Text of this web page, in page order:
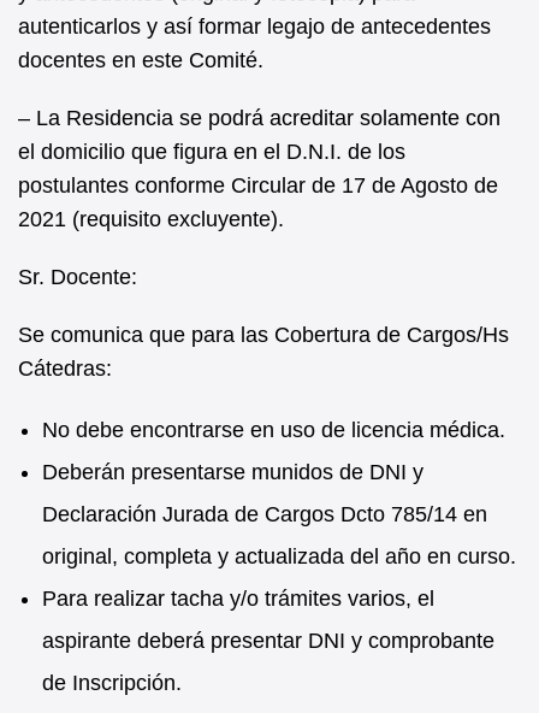
autenticarlos y así formar legajo de antecedentes
docentes en este Comité.
– La Residencia se podrá acreditar solamente con
el domicilio que figura en el D.N.I. de los
postulantes conforme Circular de 17 de Agosto de
2021 (requisito excluyente).
Sr. Docente:
Se comunica que para las Cobertura de Cargos/Hs
Cátedras:
No debe encontrarse en uso de licencia médica.
Deberán presentarse munidos de DNI y
Declaración Jurada de Cargos Dcto 785/14 en
original, completa y actualizada del año en curso.
Para realizar tacha y/o trámites varios, el
aspirante deberá presentar DNI y comprobante
de Inscripción.